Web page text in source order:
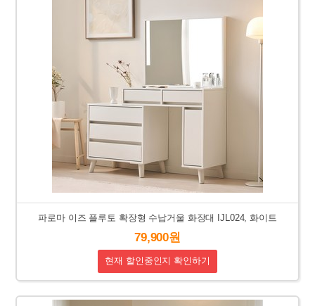
파로마 이즈 플루토 확장형 수납거울 화장대 IJL024, 화이트
79,900원
현재 할인중인지 확인하기